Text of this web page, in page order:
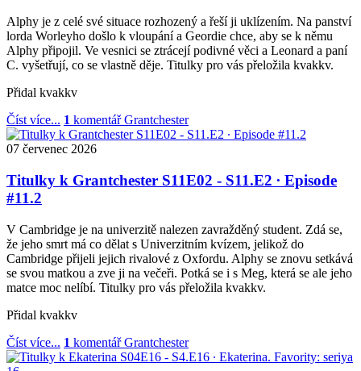
Alphy je z celé své situace rozhozený a řeší ji uklízením. Na panství
lorda Worleyho došlo k vloupání a Geordie chce, aby se k němu
Alphy připojil. Ve vesnici se ztrácejí podivné věci a Leonard a paní
C. vyšetřují, co se vlastně děje. Titulky pro vás přeložila kvakkv.
Přidal kvakkv
Číst více... 1 komentář Grantchester
07 červenec 2026
Titulky k Grantchester S11E02 - S11.E2 ∙ Episode
#11.2
V Cambridge je na univerzitě nalezen zavražděný student. Zdá se,
že jeho smrt má co dělat s Univerzitním kvízem, jelikož do
Cambridge přijeli jejich rivalové z Oxfordu. Alphy se znovu setkává
se svou matkou a zve ji na večeři. Potká se i s Meg, která se ale jeho
matce moc nelíbí. Titulky pro vás přeložila kvakkv.
Přidal kvakkv
Číst více... 1 komentář Grantchester